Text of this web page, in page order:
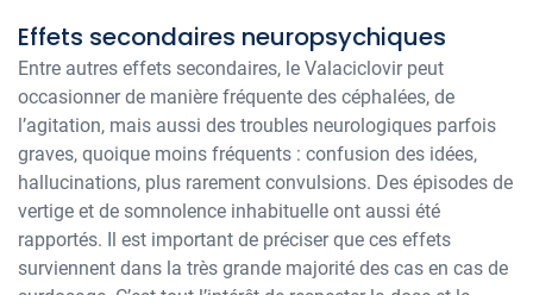
Effets secondaires neuropsychiques
Entre autres effets secondaires, le Valaciclovir peut
occasionner de manière fréquente des céphalées, de
l’agitation, mais aussi des troubles neurologiques parfois
graves, quoique moins fréquents : confusion des idées,
hallucinations, plus rarement convulsions. Des épisodes de
vertige et de somnolence inhabituelle ont aussi été
rapportés. Il est important de préciser que ces effets
surviennent dans la très grande majorité des cas en cas de